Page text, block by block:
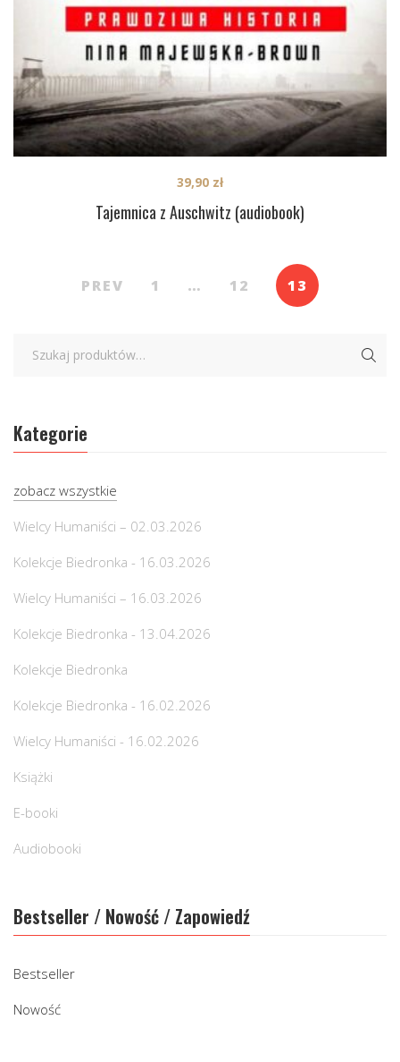
Tajemnica z Auschwitz (audiobook)
39,90 zł
PREV 1 … 12 13
Kategorie
zobacz wszystkie
Wielcy Humaniści – 02.03.2026
Kolekcje Biedronka - 16.03.2026
Wielcy Humaniści – 16.03.2026
Kolekcje Biedronka - 13.04.2026
Kolekcje Biedronka
Kolekcje Biedronka - 16.02.2026
Wielcy Humaniści - 16.02.2026
Książki
E-booki
Audiobooki
Bestseller / Nowość / Zapowiedź
Bestseller
Nowość